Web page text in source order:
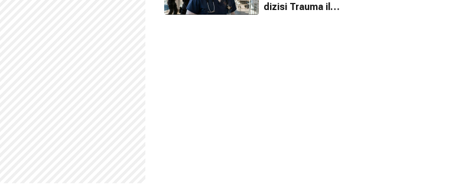
dizisi Trauma ile